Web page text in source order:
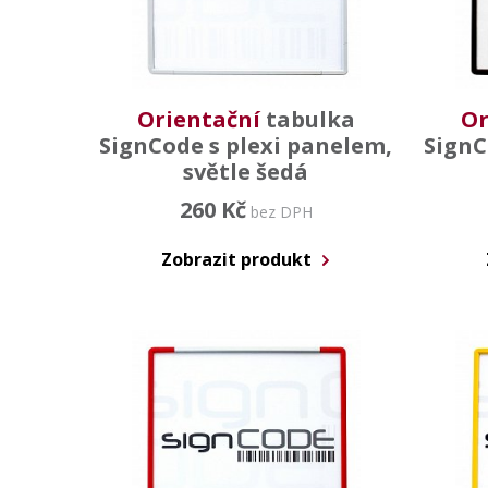
Orientačnítabulka
SignCode s plexi panelem,
světle šedá
260 Kčbez DPH
Zobrazit produkt